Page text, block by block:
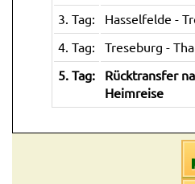
3. Tag:
Hasselfelde -
4. Tag:
Treseburg -
5. Tag:
Rücktransfer
Heimreise